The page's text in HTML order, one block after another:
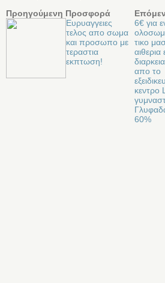
Προηγούμενη Προσφορά
Ευρυαγγειες
τελος απο σωμα
και προσωπο με
τεραστια
εκπτωση!
6€ για
τικο
αιθερια
απο το
κεντρο
60%